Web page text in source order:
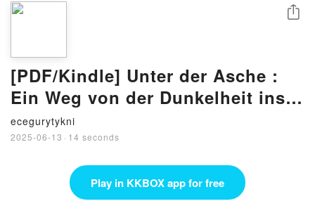
[PDF/Kindle] Unter der Asche :
Ein Weg von der Dunkelheit ins
Licht par Mustapha Benarousse
ecegurytykni
2025-06-13 · 14 seconds
Share
Play in KKBOX app for free